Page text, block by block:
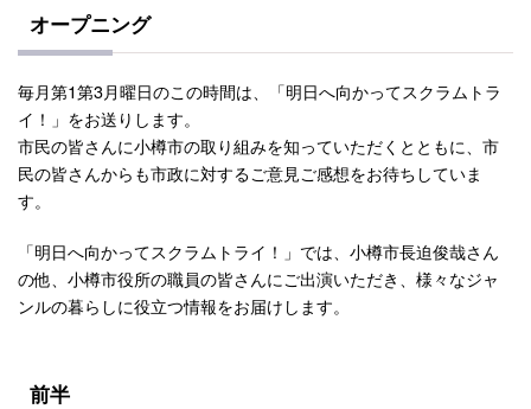
オープニング
毎月第1第3月曜日のこの時間は、「明日へ向かってスクラムトラ
イ！」をお送りします。
市民の皆さんに小樽市の取り組みを知っていただくとともに、市
民の皆さんからも市政に対するご意見ご感想をお待ちしていま
す。
「明日へ向かってスクラムトライ！」では、小樽市長迫俊哉さん
の他、小樽市役所の職員の皆さんにご出演いただき、様々なジャ
ンルの暮らしに役立つ情報をお届けします。
前半